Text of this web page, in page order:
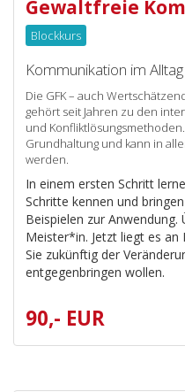
Gewaltfreie
Blockkurs
Kommunikation im
Die GFK – auch
gehört seit Jahren zu den
und
Grundhaltung und kann in
werden.
In einem ersten Schritt
Schritte kennen und
Beispielen zur
Meister*in. Jetzt liegt es
Sie zukünftig der
entgegenbringen wollen.
90,- EUR